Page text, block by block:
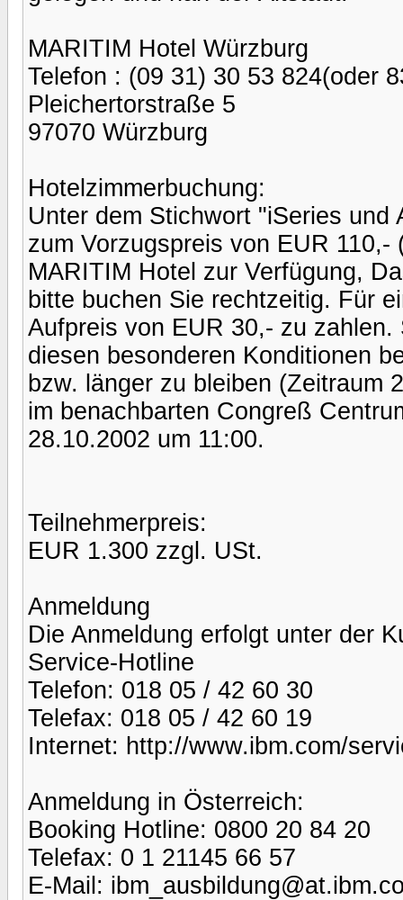
MARITIM Hotel Würzburg
Telefon : (09 31) 30 53 824(oder
Pleichertorstraße 5
97070 Würzburg
Hotelzimmerbuchung:
Unter dem Stichwort "iSeries und
zum Vorzugspreis von EUR
MARITIM Hotel zur Verfügung,
bitte buchen Sie rechtzeitig. Für
Aufpreis von EUR 30,- zu
diesen besonderen Konditionen
bzw. länger zu bleiben (Zeitraum
im benachbarten Congreß
28.10.2002 um 11:00.
Teilnehmerpreis:
EUR 1.300 zzgl. USt.
Anmeldung
Die Anmeldung erfolgt unter der
Service-Hotline
Telefon: 018 05 / 42 60 30
Telefax: 018 05 / 42 60 19
Internet: http://www.ibm.com/
Anmeldung in Österreich:
Booking Hotline: 0800 20 84 20
Telefax: 0 1 21145 66 57
E-Mail: